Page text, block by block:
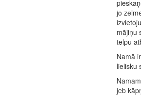
jo
mājiņu
telpu
Namā
lielisku
jeb